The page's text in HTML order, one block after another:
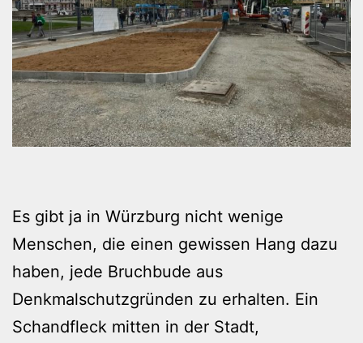
Es gibt ja in Würzburg nicht wenige
Menschen, die einen gewissen Hang dazu
haben, jede Bruchbude aus
Denkmalschutzgründen zu erhalten. Ein
Schandfleck mitten in der Stadt,